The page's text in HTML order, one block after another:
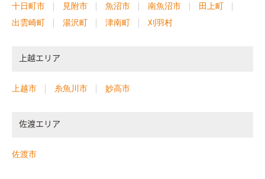
十日町市
見附市 魚沼市 南魚沼市
田上町
出雲崎町
湯沢町 津南町 刈羽村
上越エリア
上越市 糸魚川市 妙高市
佐渡エリア
佐渡市